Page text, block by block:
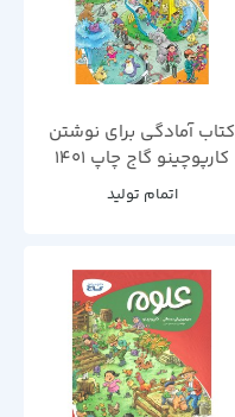
کتاب آمادگی برای نوشتن
کارپوچینو گاج چاپ 1401
اتمام تولید